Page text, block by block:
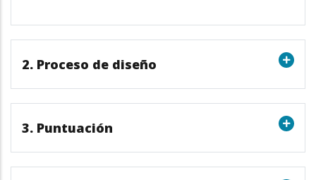
2. Proceso de diseño
3. Puntuación